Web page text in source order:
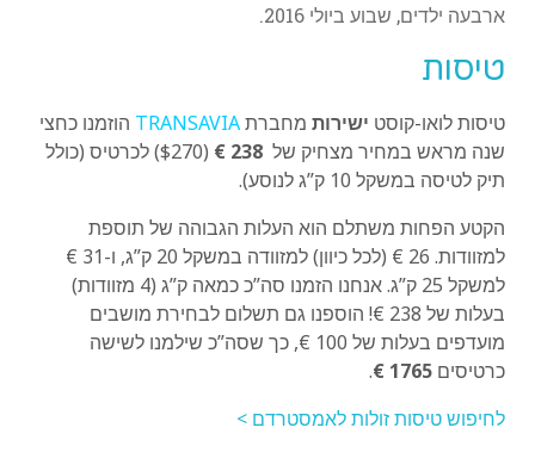
ארבעה ילדים, שבוע ביולי 2016.
טיסות
טיסות לואו-קוסט ישירות מחברתTRANSAVIA הוזמנו כחצי
שנה מראש במחיר מצחיק של 238 €
($270) לכרטיס (כולל
תיק לטיסה במשקל 10 ק”ג לנוסע).
הקטע הפחות משתלם הוא העלות הגבוהה של תוספת
למזוודות. 26 € (לכל כיוון) למזוודה במשקל 20 ק”ג, ו-31 €
למשקל 25 ק”ג. אנחנו הזמנו סה”כ כמאה ק”ג (4 מזוודות)
בעלות של 238 €! הוספנו גם תשלום לבחירת מושבים
מועדפים בעלות של 100 €, כך שסה”כ שילמנו לשישה
כרטיסים 1765 €
.
לחיפוש טיסות זולות לאמסטרדם >